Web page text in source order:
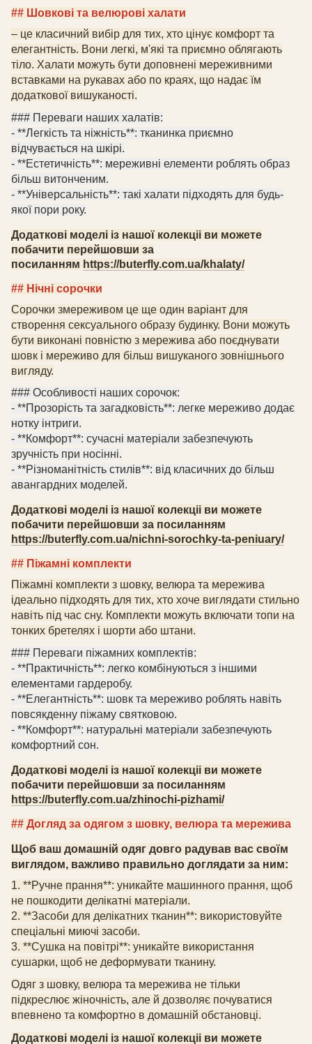
## Шовкові та велюрові халати
– це класичний вибір для тих, хто цінує комфорт та
елегантність. Вони легкі, м'які та приємно облягають
тіло. Халати можуть бути доповнені мереживними
вставками на рукавах або по краях, що надає їм
додаткової вишуканості.
### Переваги наших халатів:
- **Легкість та ніжність**: тканинка приємно
відчувається на шкірі.
- **Естетичність**: мереживні елементи роблять образ
більш витонченим.
- **Універсальність**: такі халати підходять для будь-
якої пори року.
Додаткові моделі із нашої колекціі ви можете
побачити перейшовши за
посиланням https://buterfly.com.ua/khalaty/
## Нічні сорочки
Сорочки змереживом це ще один варіант для
створення сексуального образу будинку. Вони можуть
бути виконані повністю з мережива або поєднувати
шовк і мереживо для більш вишуканого зовнішнього
вигляду.
### Особливості наших сорочок:
- **Прозорість та загадковість**: легке мереживо додає
нотку інтриги.
- **Комфорт**: сучасні матеріали забезпечують
зручність при носінні.
- **Різноманітність стилів**: від класичних до більш
авангардних моделей.
Додаткові моделі із нашої колекціі ви можете
побачити перейшовши за посиланням
https://buterfly.com.ua/nichni-sorochky-ta-peniuary/
## Піжамні комплекти
Піжамні комплекти з шовку, велюра та мережива
ідеально підходять для тих, хто хоче виглядати стильно
навіть під час сну. Комплекти можуть включати топи на
тонких бретелях і шорти або штани.
### Переваги піжамних комплектів:
- **Практичність**: легко комбінуються з іншими
елементами гардеробу.
- **Елегантність**: шовк та мереживо роблять навіть
повсякденну піжаму святковою.
- **Комфорт**: натуральні матеріали забезпечують
комфортний сон.
Додаткові моделі із нашої колекціі ви можете
побачити перейшовши за посиланням
https://buterfly.com.ua/zhinochi-pizhami/
## Догляд за одягом з шовку, велюра та мережива
Щоб ваш домашній одяг довго радував вас своїм
виглядом, важливо правильно доглядати за ним:
1. **Ручне прання**: уникайте машинного прання, щоб
не пошкодити делікатні матеріали.
2. **Засоби для делікатних тканин**: використовуйте
спеціальні миючі засоби.
3. **Сушка на повітрі**: уникайте використання
сушарки, щоб не деформувати тканину.
Одяг з шовку, велюра та мережива не тільки
підкреслює жіночність, але й дозволяє почуватися
впевнено та комфортно в домашній обстановці.
Додаткові моделі із нашої колекціі ви можете